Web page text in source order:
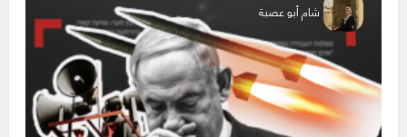
شام أبو عصبة